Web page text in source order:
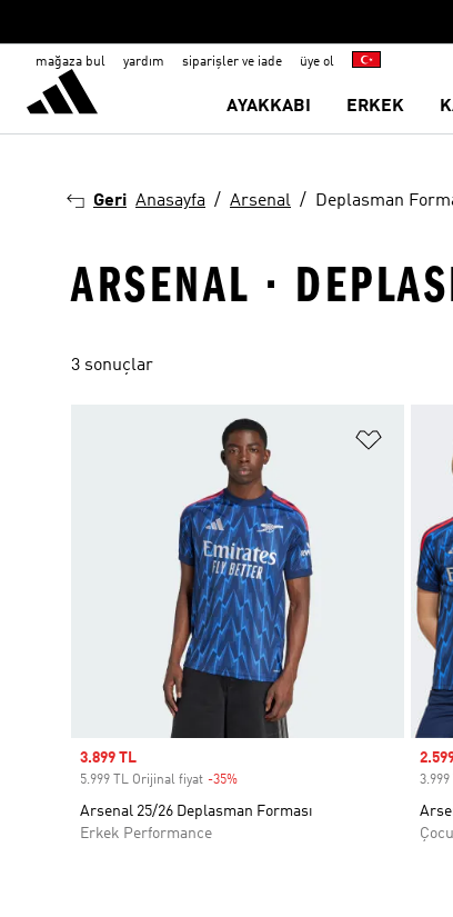
mağaza bul yardım siparişler ve iade üye ol
AYAKKABI ERKEK
Geri Anasayfa Arsenal Deplasman
ARSENAL ·
3 sonuçlar
Favori
Sale price
3.899 TL
5.999 TL Orijinal fiyat -35%
Arsenal 25/26 Deplasman Forması
Erkek Performance
Sale